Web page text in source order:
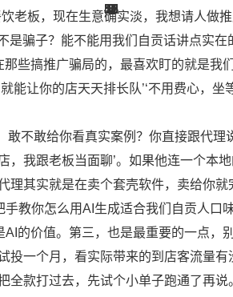
55
52
12
15
16
13
33
41
41
8
老板，现在生意确实淡，我想请人做
骗子？能不能用我们自贡话讲点实在
些搞推广骗局的，最喜欢盯的就是我
让你的店天天排长队’‘不用费心，坐
敢不敢给你看真实案例？你直接跟代理
我跟老板当面聊’。如果他连一个本
理其实就是在卖个套壳软件，卖给你
教你怎么用AI生成适合我们自贡人口
的价值。第三，也是最重要的一点，
投一个月，看实际带来的到店客流量有
全款打过去，先试个小单子跑通了再说
51
55
55
52
8